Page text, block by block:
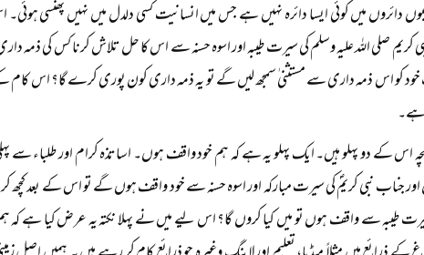
دائروں میں کوئی ایسا دائرہ نہیں ہے جس میں انسانیت کسی دلدل میں نہیں پھنسی ہوئی۔
کریم صلی اللہ علیہ وسلم کی سیرت طیبہ اور اسوہ حسنہ سے اس کا حل تلاش کرنا کس کی ذمہ
کو اس ذمہ داری سے مستثنی ٰسمجھ لیں گے تو یہ ذمہ داری کون پوری کرے گا؟ اس
ہے۔
اس کے دو پہلو ہیں۔ ایک پہلو یہ ہے کہ ہم خود واقف ہوں۔ اساتذہ کرام اور طلباء
جناب نبی کریمؐ کی سیرت مبارکہ اور اسوہ حسنہ سے خود واقف ہوں گے تو اس کے بعد
طیبہ سے واقف ہوں تو میں کیا کروں گا؟ اس لیے میں نے پہلا نکتہ یہ عرض کیا